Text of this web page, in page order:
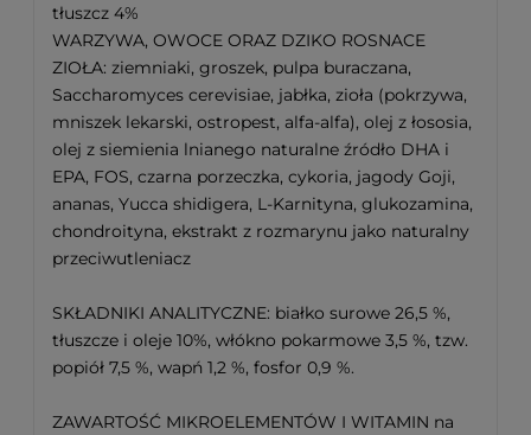
tłuszcz 4%
WARZYWA, OWOCE ORAZ DZIKO ROSNACE
ZIOŁA: ziemniaki, groszek, pulpa buraczana,
Saccharomyces cerevisiae, jabłka, zioła (pokrzywa,
mniszek lekarski, ostropest, alfa-alfa), olej z łososia,
olej z siemienia lnianego naturalne źródło DHA i
EPA, FOS, czarna porzeczka, cykoria, jagody Goji,
ananas, Yucca shidigera, L-Karnityna, glukozamina,
chondroityna, ekstrakt z rozmarynu jako naturalny
przeciwutleniacz
SKŁADNIKI ANALITYCZNE: białko surowe 26,5 %,
tłuszcze i oleje 10%, włókno pokarmowe 3,5 %, tzw.
popiół 7,5 %, wapń 1,2 %, fosfor 0,9 %.
ZAWARTOŚĆ MIKROELEMENTÓW I WITAMIN na